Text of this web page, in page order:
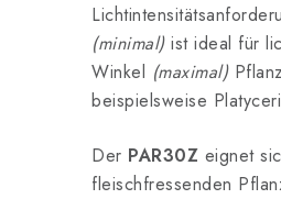
(minimal)ist ideal für
Winkel (maximal)
beispielsweise
Der PAR30Z eignet
fleischfressenden